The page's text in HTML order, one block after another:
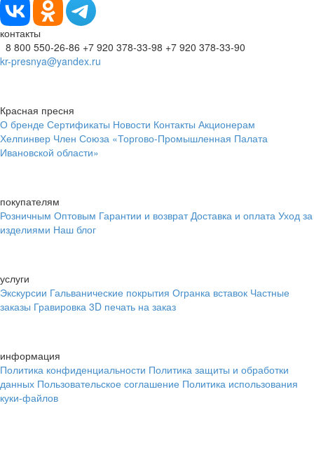
контакты
8 800 550-26-86 +7 920 378-33-98 +7 920 378-33-90
kr-presnya@yandex.ru
Красная пресня
О бренде Сертификаты Новости Контакты Акционерам
Хелпинвер Член Союза «Торгово-Промышленная Палата
Ивановской области»
покупателям
Розничным Оптовым Гарантии и возврат Доставка и оплата Уход за
изделиями Наш блог
услуги
Экскурсии Гальванические покрытия Огранка вставок Частные
заказы Гравировка 3D печать на заказ
информация
Политика конфиденциальности Политика защиты и обработки
данных Пользовательское соглашение Политика использования
куки-файлов